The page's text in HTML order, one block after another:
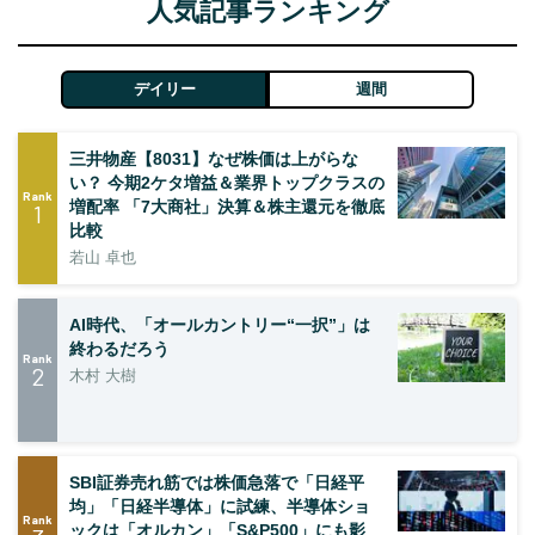
人気記事ランキング
デイリー 週間
Rank
1
三井物産【8031】なぜ株価は上がらな
い？ 今期2ケタ増益＆業界トップクラスの
増配率 「7大商社」決算＆株主還元を徹底
比較
若山 卓也
Rank
2
AI時代、「オールカントリー“一択”」は
終わるだろう
木村 大樹
Rank
SBI証券売れ筋では株価急落で「日経平
均」「日経半導体」に試練、半導体ショ
ックは「オルカン」「S&P500」にも影